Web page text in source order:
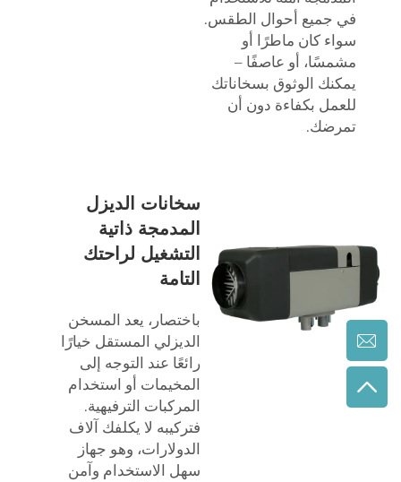
في جميع أحوال الطقس.
سواء كان ماطرًا أو
مشمسًا، أو عاصفًا –
يمكنك الوثوق بسخاناتك
للعمل بكفاءة دون أن
تمرضك.
سخانات الديزل
المدمجة ذاتية
التشغيل لراحتك
التامة
باختصار، يعد المسخن
الديزلي المستقل خيارًا
رائعًا عند التوجه إلى
المخيمات أو استخدام
المركبات الترفيهية.
فتركيبه لا يكلفك آلاف
الدولارات، وهو جهاز
سهل الاستخدام وآمن